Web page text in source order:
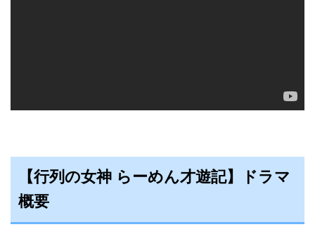
【行列の女神 らーめん才遊記】ドラマ
概要